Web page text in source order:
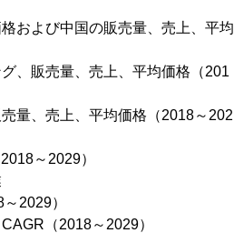
および中国の販売量、売上、平均
、販売量、売上、平均価格（201
量、売上、平均価格（2018～202
～2029）
2029）
（2018～2029）